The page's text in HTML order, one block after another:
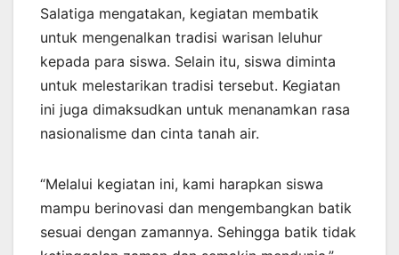
Salatiga mengatakan, kegiatan membatik
untuk mengenalkan tradisi warisan leluhur
kepada para siswa. Selain itu, siswa diminta
untuk melestarikan tradisi tersebut. Kegiatan
ini juga dimaksudkan untuk menanamkan rasa
nasionalisme dan cinta tanah air.
“Melalui kegiatan ini, kami harapkan siswa
mampu berinovasi dan mengembangkan batik
sesuai dengan zamannya. Sehingga batik tidak